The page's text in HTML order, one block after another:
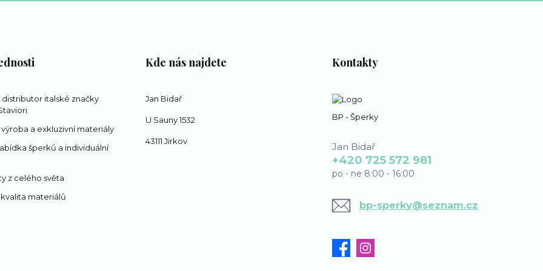
italské značky
a exkluzivní materiály
šperků a individuální
z celého světa
kvalita materiálů
Kde nás najdete
Jan Bidař
U Sauny 1532
43111 Jirkov
Kontakty
BP - Šperky
Jan Bidař
+420 725 572 981
po - ne 8:00 - 16:00
bp-sperky@seznam.cz